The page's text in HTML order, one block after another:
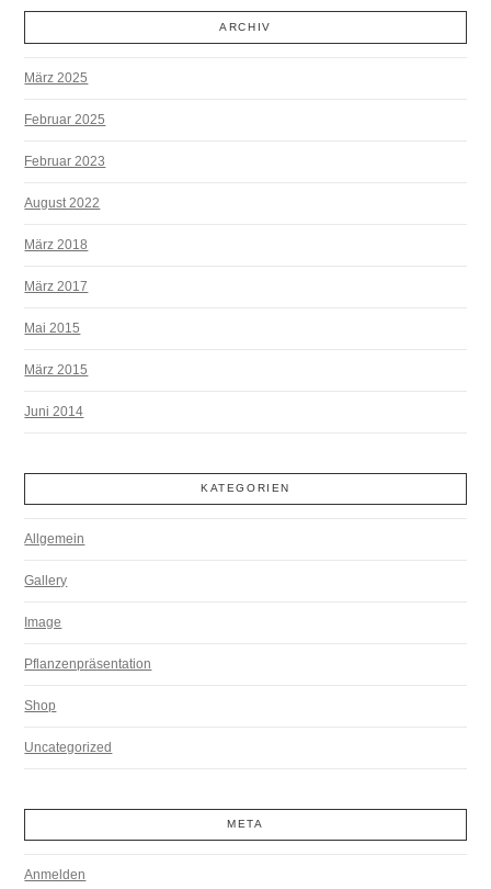
ARCHIV
März 2025
Februar 2025
Februar 2023
August 2022
März 2018
März 2017
Mai 2015
März 2015
Juni 2014
KATEGORIEN
Allgemein
Gallery
Image
Pflanzenpräsentation
Shop
Uncategorized
META
Anmelden